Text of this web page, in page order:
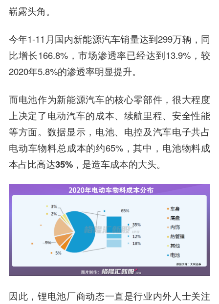
崭露头角。
今年1-11月国内新能源汽车销量达到299万辆，同
比增长166.8%，市场渗透率已经达到13.9%，较
2020年5.8%的渗透率明显提升。
而电池作为新能源汽车的核心零部件，很大程度
上决定了电动汽车的成本、续航里程、安全性能
等方面。数据显示，电池、电控及汽车电子共占
电动车物料总成本的约65%，其中， 电池物料成
本占比高达35%，是造车成本的大头。
因此，锂电池厂商动态一直是行业内外人士关注